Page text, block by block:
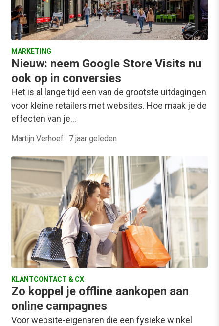
MARKETING
Nieuw: neem Google Store Visits nu
ook op in conversies
Het is al lange tijd een van de grootste uitdagingen
voor kleine retailers met websites. Hoe maak je de
effecten van je…
Martijn Verhoef · 7 jaar geleden
KLANTCONTACT & CX
Zo koppel je offline aankopen aan
online campagnes
Voor website-eigenaren die een fysieke winkel